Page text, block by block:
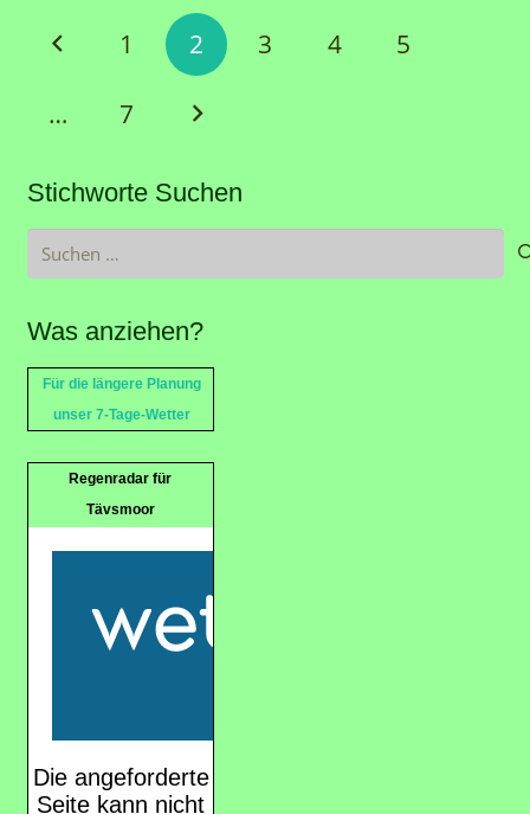
1 2 3 4 5
… 7
Stichworte Suchen
Suchen
nach:
Was anziehen?
Für die längere Planung
unser 7-Tage-Wetter
Regenradar für
Tävsmoor